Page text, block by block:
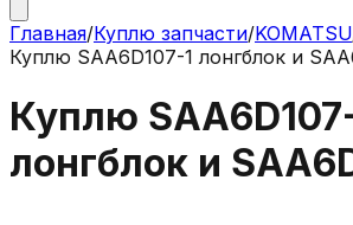
Главная/Куплю запчасти/KOMATSU
Куплю SAA6D107-1 лонгблок и
Куплю
лонгблок и